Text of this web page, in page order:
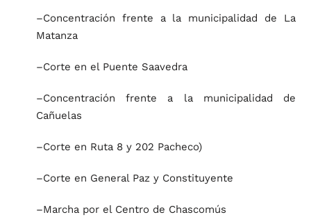
–Concentración frente a la municipalidad de La
Matanza
–Corte en el Puente Saavedra
–Concentración frente a la municipalidad de
Cañuelas
–Corte en Ruta 8 y 202 Pacheco)
–Corte en General Paz y Constituyente
–Marcha por el Centro de Chascomús